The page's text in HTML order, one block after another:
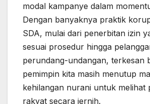
modal kampanye ‎dalam
Dengan banyaknya praktik
SDA, mulai dari penerbitan izin
‎sesuai prosedur hingga
perundang-undangan, terkesan
pemimpin kita masih menutup
kehilangan nurani untuk melihat
rakyat ‎secara jernih.